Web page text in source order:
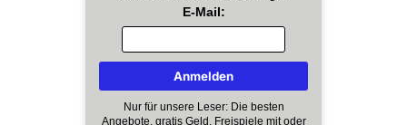
E-Mail:
Nur für unsere Leser: Die besten
Angebote, gratis Geld, Freispiele mit oder